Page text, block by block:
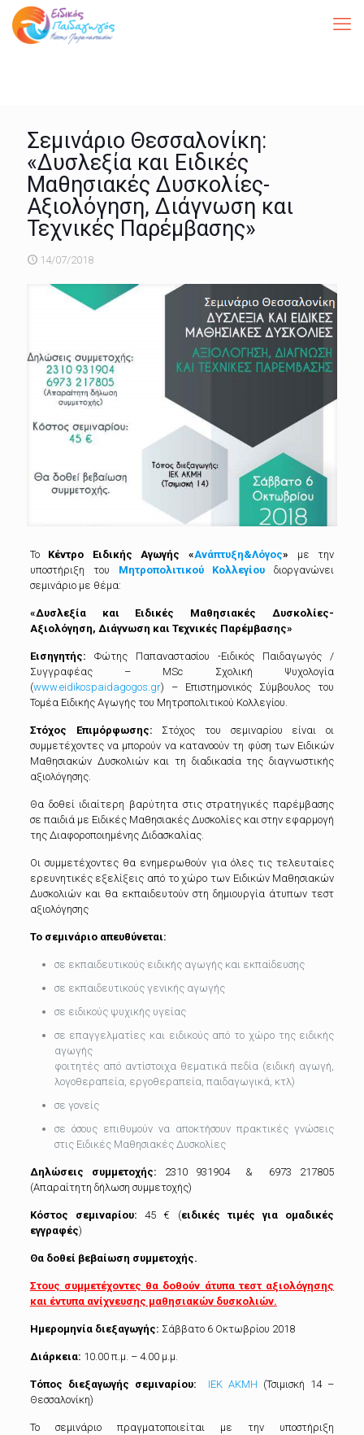
Σεμινάριο Θεσσαλονίκη:
«Δυσλεξία και Ειδικές
Μαθησιακές Δυσκολίες-
Αξιολόγηση, Διάγνωση και
Τεχνικές Παρέμβασης»
14/07/2018
Το Κέντρο Ειδικής Αγωγής «Ανάπτυξη&Λόγος» με την
υποστήριξη του Μητροπολιτικού Κολλεγίου
διοργανώνει
σεμινάριο με θέμα:
«Δυσλεξία και Ειδικές Μαθησιακές Δυσκολίες-
Αξιολόγηση, Διάγνωση και Τεχνικές Παρέμβασης»
Εισηγητής: Φώτης Παπαναστασίου -Ειδικός Παιδαγωγός /
Συγγραφέας – MSc Σχολική Ψυχολογία
(www.eidikospaidagogos.gr) – Επιστημονικός Σύμβουλος του
Τομέα Ειδικής Αγωγής του Μητροπολιτικού Κολλεγίου.
Στόχος Επιμόρφωσης: Στόχος του σεμιναρίου είναι οι
συμμετέχοντες να μπορούν να κατανοούν τη φύση των Ειδικών
Μαθησιακών Δυσκολιών και τη διαδικασία της διαγνωστικής
αξιολόγησης.
Θα δοθεί ιδιαίτερη βαρύτητα στις στρατηγικές παρέμβασης
σε παιδιά με Ειδικές Μαθησιακές Δυσκολίες και στην εφαρμογή
της Διαφοροποιημένης Διδασκαλίας.
Οι συμμετέχοντες θα ενημερωθούν για όλες τις τελευταίες
ερευνητικές εξελίξεις από το χώρο των Ειδικών Μαθησιακών
Δυσκολιών και θα εκπαιδευτούν στη δημιουργία άτυπων τεστ
αξιολόγησης
Το σεμινάριο απευθύνεται:
σε εκπαιδευτικούς ειδικής αγωγής και εκπαίδευσης
σε εκπαιδευτικούς γενικής αγωγής
σε ειδικούς ψυχικής υγείας
σε επαγγελματίες και ειδικούς από το χώρο της ειδικής
αγωγής
φοιτητές από αντίστοιχα θεματικά πεδία (ειδική αγωγή,
λογοθεραπεία, εργοθεραπεία, παιδαγωγικά, κτλ)
σε γονείς
σε όσους επιθυμούν να αποκτήσουν πρακτικές γνώσεις
στις Ειδικές Μαθησιακές Δυσκολίες
Δηλώσεις συμμετοχής: 2310 931904 & 6973 217805
(Απαραίτητη δήλωση συμμετοχής)
Κόστος σεμιναρίου:45 € (ειδικές τιμές για ομαδικές
εγγραφές)
Θα δοθεί βεβαίωση συμμετοχής.
Στους συμμετέχοντες θα δοθούν άτυπα τεστ αξιολόγησης
και έντυπα ανίχνευσης μαθησιακών δυσκολιών.
Ημερομηνία διεξαγωγής: Σάββατο 6 Οκτωβρίου 2018
Διάρκεια: 10.00 π.μ. – 4.00 μ.μ.
Τόπος διεξαγωγής σεμιναρίου: ΙΕΚ ΑΚΜΗ (Τσιμισκή 14 –
Θεσσαλονίκη)
Το σεμινάριο πραγματοποιείται με την υποστήριξη